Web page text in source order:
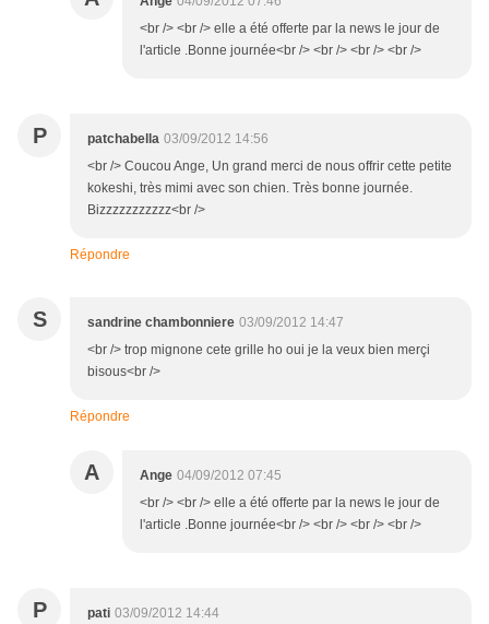
<br /> <br /> elle a été offerte par la news le jour de
l'article .Bonne journée<br /> <br /> <br /> <br />
P patchabella 03/09/2012 14:56
<br /> Coucou Ange, Un grand merci de nous offrir cette petite
kokeshi, très mimi avec son chien. Très bonne journée.
Bizzzzzzzzzzz<br />
Répondre
S sandrine chambonniere 03/09/2012 14:47
<br /> trop mignone cete grille ho oui je la veux bien merçi
bisous<br />
Répondre
A Ange 04/09/2012 07:45
<br /> <br /> elle a été offerte par la news le jour de
l'article .Bonne journée<br /> <br /> <br /> <br />
P pati 03/09/2012 14:44